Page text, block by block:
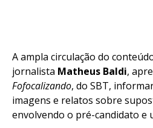
A ampla circulação do
jornalista Matheus Baldi,
Fofocalizando, do SBT,
imagens e relatos sobre
envolvendo o pré-candidato e